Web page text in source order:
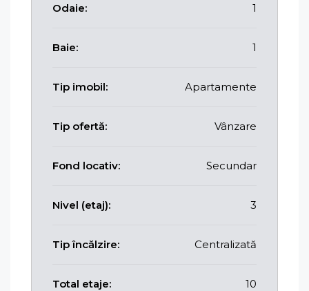
Odaie: 1
Baie: 1
Tip imobil: Apartamente
Tip ofertă: Vânzare
Fond locativ: Secundar
Nivel (etaj): 3
Tip încălzire: Centralizată
Total etaje: 10